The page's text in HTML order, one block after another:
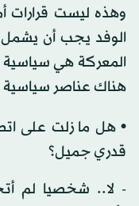
وهذه ليست قرارات
الوفد يجب أن يشمل
المعركة هي
هناك عناصر
• هل ما زلت على
قدري جميل؟